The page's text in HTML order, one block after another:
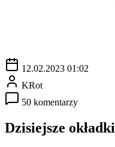
12.02.2023 01:02
KRot
50 komentarzy
Dzisiejsze okładki